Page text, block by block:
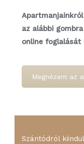
az alábbi
online foglalását
Megnézem az
Szántódról